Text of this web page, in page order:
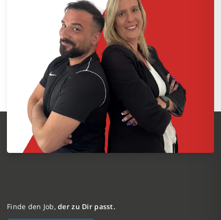
Finde den Job,der zu Dir passt.